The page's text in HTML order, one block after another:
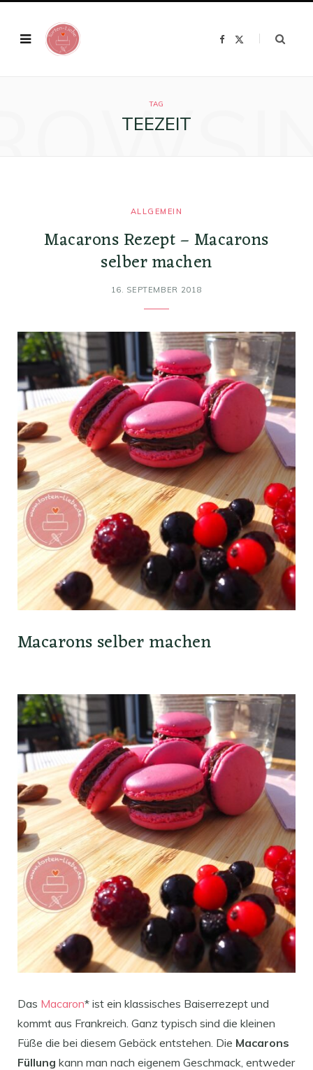
F
TAG
TEEZEIT
ALLGEMEIN
Macarons Rezept – Macarons
selber machen
16. SEPTEMBER 2018
Macarons selber machen
Das Macaron* ist ein klassisches Baiserrezept und
kommt aus Frankreich. Ganz typisch sind die kleinen
Füße die bei diesem Gebäck entstehen. Die Macarons
Füllung kann man nach eigenem Geschmack, entweder